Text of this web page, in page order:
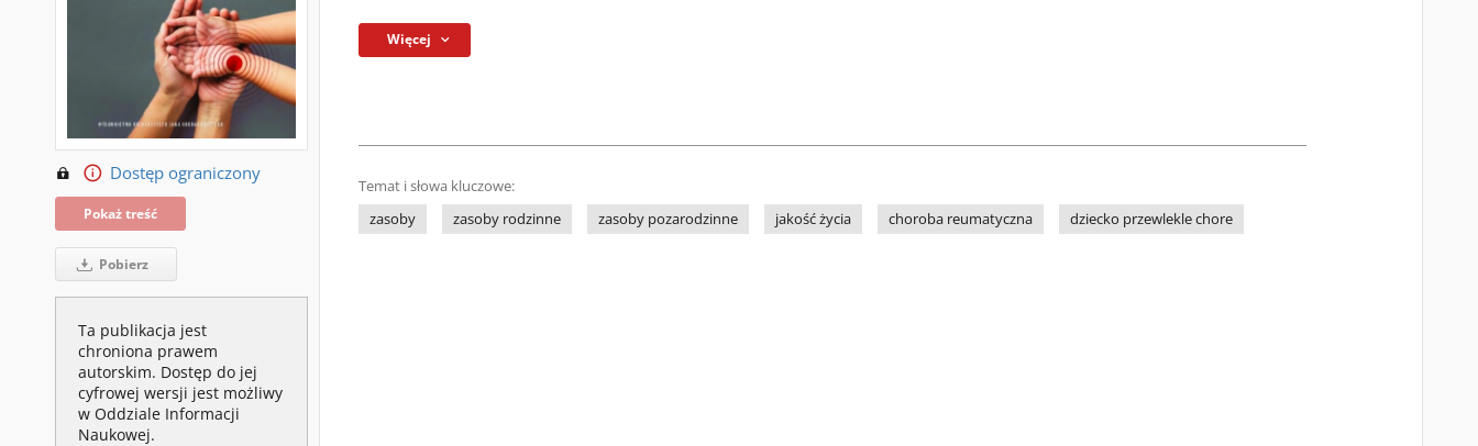
Dostęp ograniczony
Pokaż treść
Pobierz
Ta publikacja jest
chroniona prawem
autorskim. Dostęp do jej
cyfrowej wersji jest możliwy
w Oddziale Informacji
Naukowej.
Więcej
Temat i słowa kluczowe:
zasoby
zasoby rodzinne zasoby pozarodzinne jakość życia choroba reumatyczna dziecko przewlekle chore